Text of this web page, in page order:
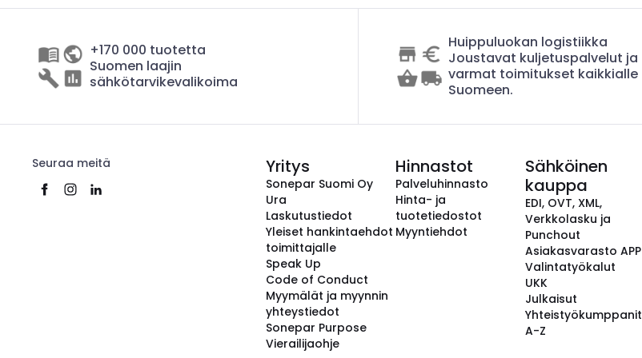
+170 000 tuotetta
Suomen laajin
sähkötarvikevalikoima
Huippuluokan logistiikka
Joustavat kuljetuspalvelut ja
varmat toimitukset kaikkialle
Suomeen.
Seuraa meitä Yritys
Sonepar Suomi Oy
Ura
Laskutustiedot
Yleiset hankintaehdot
toimittajalle
Speak Up
Code of Conduct
Myymälät ja myynnin
yhteystiedot
Sonepar Purpose
Vierailijaohje
Hinnastot
Palveluhinnasto
Hinta- ja
tuotetiedostot
Myyntiehdot
Sähköinen
kauppa
EDI, OVT, XML,
Verkkolasku ja
Punchout
Asiakasvarasto APP
Valintatyökalut
UKK
Julkaisut
Yhteistyökumppanit
A-Z